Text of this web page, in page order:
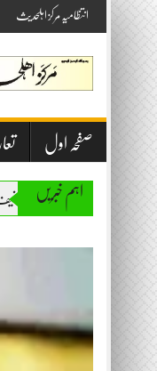
Skip
to
content
انتظامیہ مرکز اہلحدیث
صفحہ اول
اہم خبریں
مولانا ابوبکر حنیف خطبہ عید الفطر 2023-04-22